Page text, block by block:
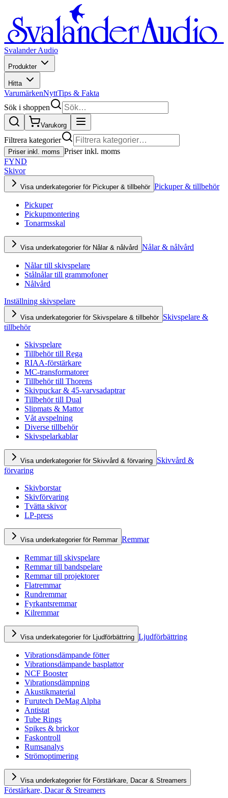
Svalander Audio
Produkter
Hitta
VarumärkenNyttTips & Fakta
Sök i shoppen
Varukorg
Filtrera kategorier
Priser inkl. moms Priser inkl. moms
FYND
Skivor
Visa underkategorier för Pickuper & tillbehör Pickuper & tillbehör
Pickuper
Pickupmontering
Tonarmsskal
Visa underkategorier för Nålar & nålvård Nålar & nålvård
Nålar till skivspelare
Stålnålar till grammofoner
Nålvård
Inställning skivspelare
Visa underkategorier för Skivspelare & tillbehör Skivspelare &
tillbehör
Skivspelare
Tillbehör till Rega
RIAA-förstärkare
MC-transformatorer
Tillbehör till Thorens
Skivpuckar & 45-varvsadaptrar
Tillbehör till Dual
Slipmats & Mattor
Våt avspelning
Diverse tillbehör
Skivspelarkablar
Visa underkategorier för Skivvård & förvaring Skivvård &
förvaring
Skivborstar
Skivförvaring
Tvätta skivor
LP-press
Visa underkategorier för Remmar Remmar
Remmar till skivspelare
Remmar till bandspelare
Remmar till projektorer
Flatremmar
Rundremmar
Fyrkantsremmar
Kilremmar
Visa underkategorier för Ljudförbättring Ljudförbättring
Vibrationsdämpande fötter
Vibrationsdämpande basplattor
NCF Booster
Vibrationsdämpning
Akustikmaterial
Furutech DeMag Alpha
Antistat
Tube Rings
Spikes & brickor
Faskontroll
Rumsanalys
Strömoptimering
Visa underkategorier för Förstärkare, Dacar & Streamers
Förstärkare, Dacar & Streamers